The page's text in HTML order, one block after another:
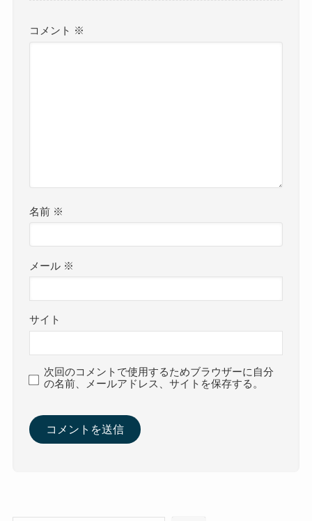
コメント ※
名前 ※
メール ※
サイト
次回のコメントで使用するためブラウザーに自分
の名前、メールアドレス、サイトを保存する。